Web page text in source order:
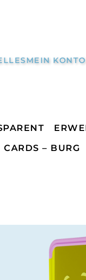
MEIN KONTO
CARDS – BURG